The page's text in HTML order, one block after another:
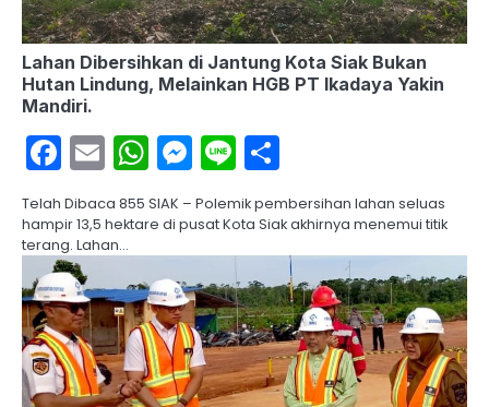
Lahan Dibersihkan di Jantung Kota Siak Bukan
Hutan Lindung, Melainkan HGB PT Ikadaya Yakin
Mandiri.
Facebook
EmailWhatsApp
Messenger
Line
Telah Dibaca 855 SIAK – Polemik pembersihan lahan seluas
hampir 13,5 hektare di pusat Kota Siak akhirnya menemui titik
terang. Lahan…